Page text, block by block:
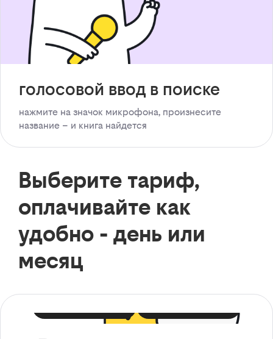
голосовой ввод в поиске
нажмите на значок микрофона, произнесите
название – и книга найдется
Выберите тариф,
оплачивайте как
удобно - день или
месяц